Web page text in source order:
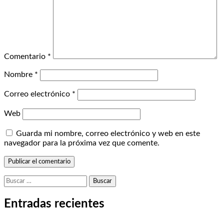
Comentario *
Nombre *
Correo electrónico *
Web
Guarda mi nombre, correo electrónico y web en este
navegador para la próxima vez que comente.
Buscar:
Entradas recientes